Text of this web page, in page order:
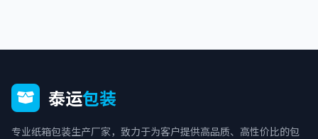
泰运包装
专业纸箱包装生产厂家，致力于为客户提供高品质、高性价比的包